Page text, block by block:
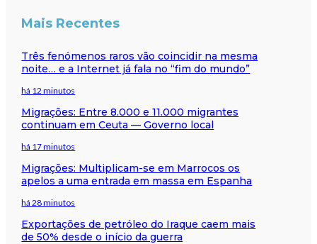
Mais Recentes
Três fenómenos raros vão coincidir na mesma
noite… e a Internet já fala no “fim do mundo”
há 12 minutos
Migrações: Entre 8.000 e 11.000 migrantes
continuam em Ceuta — Governo local
há 17 minutos
Migrações: Multiplicam-se em Marrocos os
apelos a uma entrada em massa em Espanha
há 28 minutos
Exportações de petróleo do Iraque caem mais
de 50% desde o início da guerra